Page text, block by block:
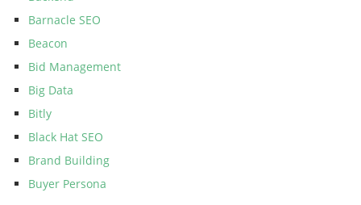
Barnacle SEO
Beacon
Bid Management
Big Data
Bitly
Black Hat SEO
Brand Building
Buyer Persona